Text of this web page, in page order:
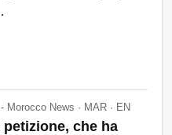
Morocco News · MAR · EN
che ha